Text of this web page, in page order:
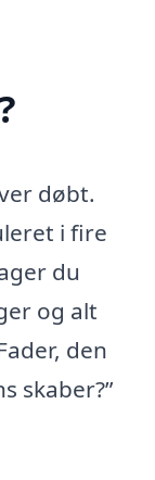
døbt.
i fire
du
og alt
den
skaber?”